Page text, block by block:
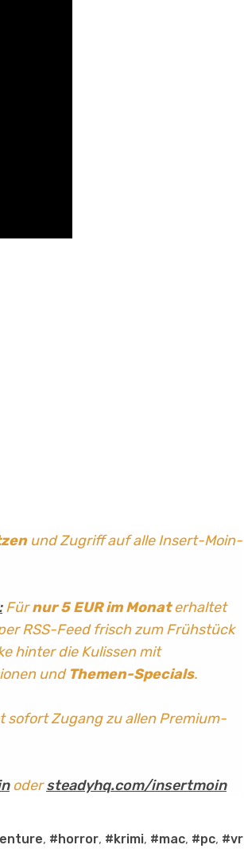
und Zugriff auf alle Insert-Moin-
Fürnur 5 EUR im Monaterhaltet
RSS-Feed frisch zum Frühstück
hinter die Kulissen mit
und Themen-Specials.
Zugang zu allen Premium-
odersteadyhq.com/insertmoin
, #horror, #krimi, #mac, #pc, #vr